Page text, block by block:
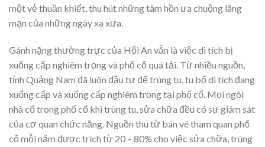
một vẻ thuần khiết, thu hút những tâm hồn ưa chuộng lãng
mạn của những ngày xa xưa.
Gánh nặng thường trực của Hội An vẫn là việc di tích bị
xuống cấp nghiêm trọng và phố cổ quá tải. Từ nhiều nguồn,
tỉnh Quảng Nam đã luôn đầu tư để trùng tu, tu bổ di tích đang
xuống cấp và xuống cấp nghiêm trọng tại phố cổ. Mọi ngôi
nhà cổ trong phố cổ khi trùng tu, sửa chữa đều có sự giám sát
của cơ quan chức năng. Nguồn thu từ bán vé tham quan phố
cổ mỗi năm được trích từ 20 – 80% cho việc sửa chữa, trùng